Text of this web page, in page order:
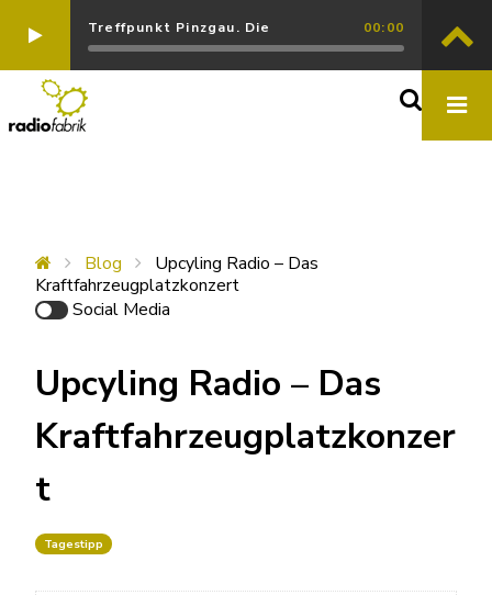
Treffpunkt Pinzgau. Die 00:00
Blog
Upcyling Radio – Das
Kraftfahrzeugplatzkonzert
Social Media
Upcyling Radio – Das
Kraftfahrzeugplatzkonzer
t
Tagestipp